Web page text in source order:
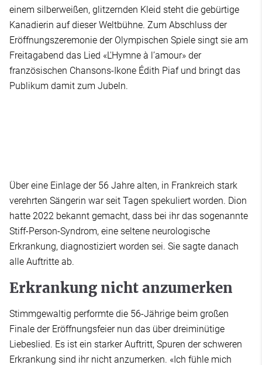
einem silberweißen, glitzernden Kleid steht die gebürtige
Kanadierin auf dieser Weltbühne. Zum Abschluss der
Eröffnungszeremonie der Olympischen Spiele singt sie am
Freitagabend das Lied «L'Hymne à l’amour» der
französischen Chansons-Ikone Édith Piaf und bringt das
Publikum damit zum Jubeln.
Über eine Einlage der 56 Jahre alten, in Frankreich stark
verehrten Sängerin war seit Tagen spekuliert worden. Dion
hatte 2022 bekannt gemacht, dass bei ihr das sogenannte
Stiff-Person-Syndrom, eine seltene neurologische
Erkrankung, diagnostiziert worden sei. Sie sagte danach
alle Auftritte ab.
Erkrankung nicht anzumerken
Stimmgewaltig performte die 56-Jährige beim großen
Finale der Eröffnungsfeier nun das über dreiminütige
Liebeslied. Es ist ein starker Auftritt, Spuren der schweren
Erkrankung sind ihr nicht anzumerken. «Ich fühle mich